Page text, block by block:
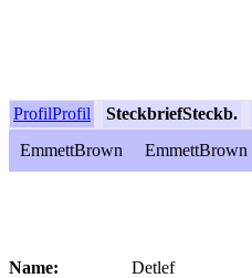
ProfilProfil SteckbriefSteckb.
EmmettBrown
EmmettBrown
Name:
Detlef